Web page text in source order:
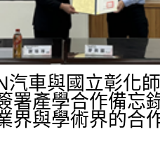
汽車與國立彰化
署產學合作備忘
界與學術界的合